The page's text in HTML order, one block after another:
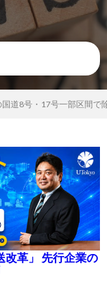
国道8号・17号一部区間
改革」 先行企業の